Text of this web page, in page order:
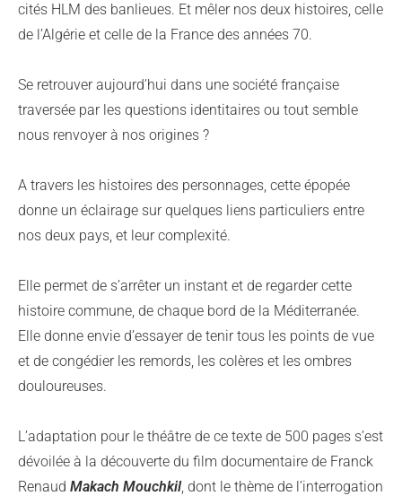
cités HLM des banlieues. Et mêler nos deux histoires, celle
de l’Algérie et celle de la France des années 70.
Se retrouver aujourd’hui dans une société française
traversée par les questions identitaires ou tout semble
nous renvoyer à nos origines ?
A travers les histoires des personnages, cette épopée
donne un éclairage sur quelques liens particuliers entre
nos deux pays, et leur complexité.
Elle permet de s’arrêter un instant et de regarder cette
histoire commune, de chaque bord de la Méditerranée.
Elle donne envie d’essayer de tenir tous les points de vue
et de congédier les remords, les colères et les ombres
douloureuses.
L’adaptation pour le théâtre de ce texte de 500 pages s’est
dévoilée à la découverte du film documentaire de Franck
Renaud Makach Mouchkil, dont le thème de l’interrogation